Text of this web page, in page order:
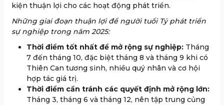
kiện thuận lợi cho các hoạt động phát triển.
Những giai đoạn thuận lợi để người tuổi Tý phát triển
sự nghiệp trong năm 2025:
Thời điểm tốt nhất để mở rộng sự nghiệp: Tháng
7 đến tháng 10, đặc biệt tháng 8 và tháng 9 khi có
Thiên Can tương sinh, nhiều quý nhân và cơ hội
hợp tác giá trị.
Thời điểm cần tránh các quyết định mở rộng lớn:
Tháng 3, tháng 6 và tháng 12, nên tập trung củng